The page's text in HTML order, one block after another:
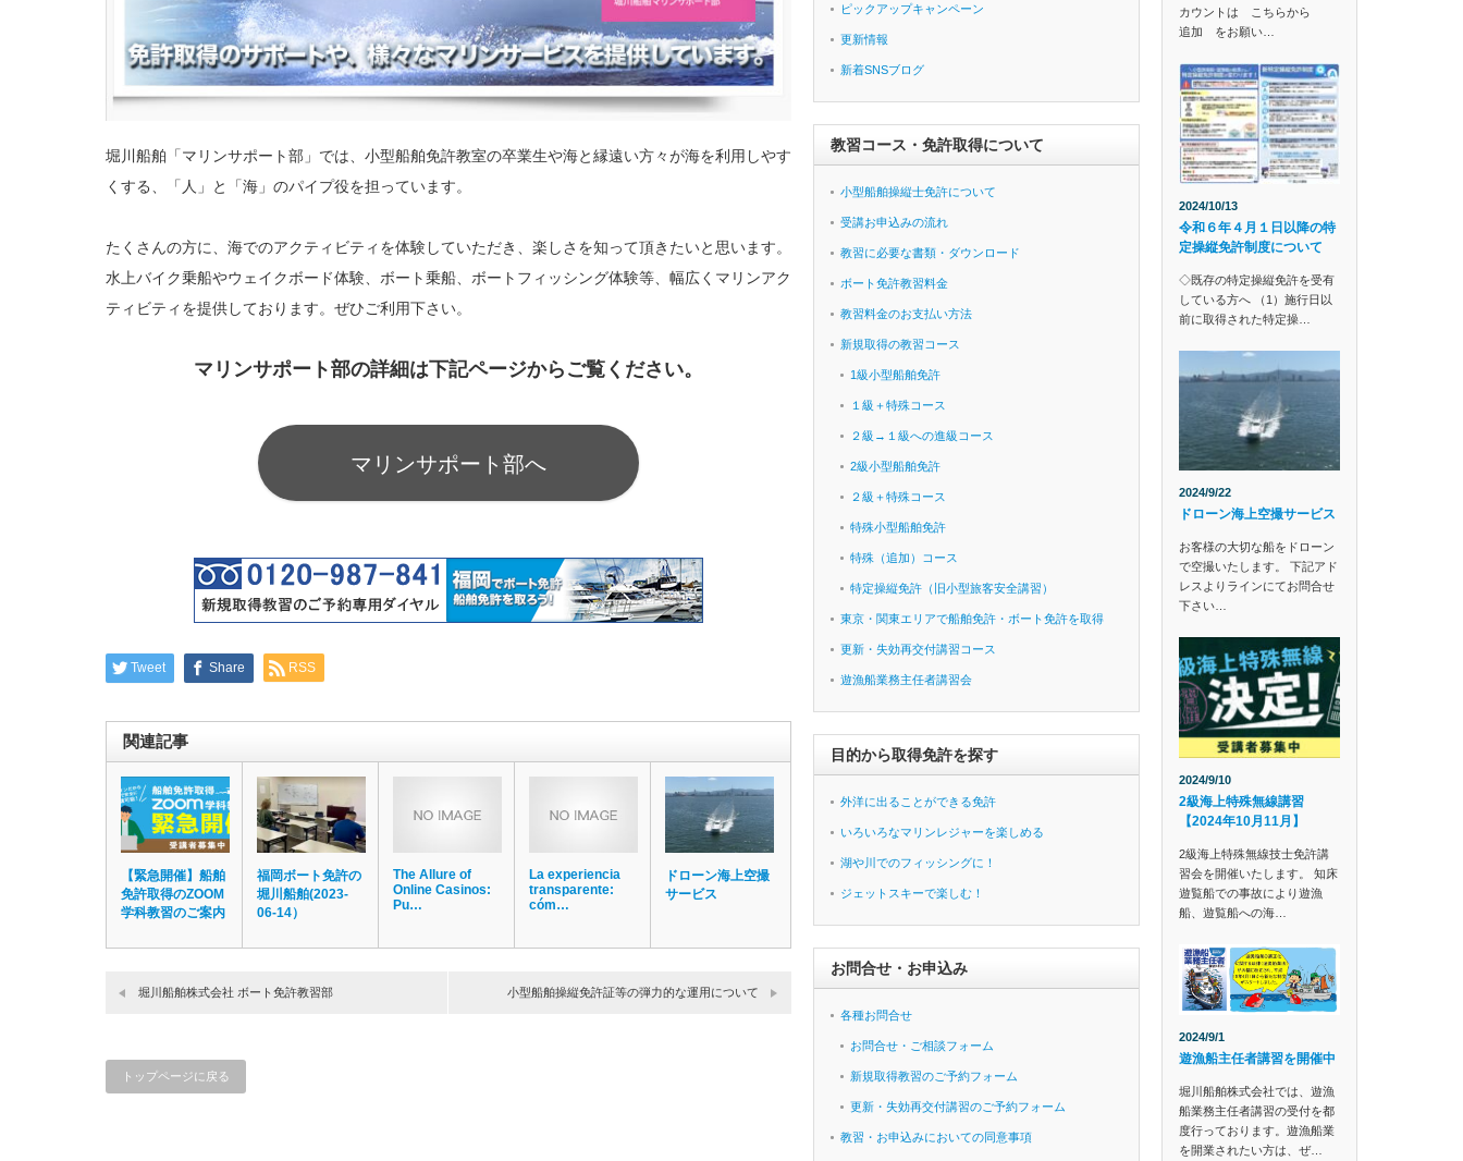
堀川船舶「マリンサポート部」では、小型船舶免許教室の卒業生や海と縁遠い方々が海を利用しやす
くする、「人」と「海」のパイプ役を担っています。
たくさんの方に、海でのアクティビティを体験していただき、楽しさを知って頂きたいと思います。
水上バイク乗船やウェイクボード体験、ボート乗船、ボートフィッシング体験等、幅広くマリンアク
ティビティを提供しております。ぜひご利用下さい。
マリンサポート部の詳細は下記ページからご覧ください。
マリンサポート部へ
Tweet Share RSS
関連記事
【緊急開催】船舶
免許取得のZOOM
学科教習のご案内
福岡ボート免許の
堀川船舶(2023-
06-14）
The Allure of
Online Casinos:
Pu…
La experiencia
transparente:
cóm…
ドローン海上空撮
サービス
堀川船舶株式会社 ボート免許教習部 小型船舶操縦免許証等の弾力的な運用について
トップページに戻る
ピックアップキャンペーン
更新情報
新着SNSブログ
教習コース・免許取得について
小型船舶操縦士免許について
受講お申込みの流れ
教習に必要な書類・ダウンロード
ボート免許教習料金
教習料金のお支払い方法
新規取得の教習コース
1級小型船舶免許
１級＋特殊コース
２級→１級への進級コース
2級小型船舶免許
２級＋特殊コース
特殊小型船舶免許
特殊（追加）コース
特定操縦免許（旧小型旅客安全講習）
東京・関東エリアで船舶免許・ボート免許を取得
更新・失効再交付講習コース
遊漁船業務主任者講習会
目的から取得免許を探す
外洋に出ることができる免許
いろいろなマリンレジャーを楽しめる
湖や川でのフィッシングに！
ジェットスキーで楽しむ！
お問合せ・お申込み
各種お問合せ
お問合せ・ご相談フォーム
新規取得教習のご予約フォーム
更新・失効再交付講習のご予約フォーム
教習・お申込みにおいての同意事項
カウントは こちらから
追加 をお願い…
2024/10/13
令和６年４月１日以降の特
定操縦免許制度について
◇既存の特定操縦免許を受有
している方へ （1）施行日以
前に取得された特定操…
2024/9/22
ドローン海上空撮サービス
お客様の大切な船をドローン
で空撮いたします。 下記アド
レスよりラインにてお問合せ
下さい…
2024/9/10
2級海上特殊無線講習
【2024年10月11月】
2級海上特殊無線技士免許講
習会を開催いたします。 知床
遊覧船での事故により遊漁
船、遊覧船への海…
2024/9/1
遊漁船主任者講習を開催中
堀川船舶株式会社では、遊漁
船業務主任者講習の受付を都
度行っております。遊漁船業
を開業されたい方は、ぜ…